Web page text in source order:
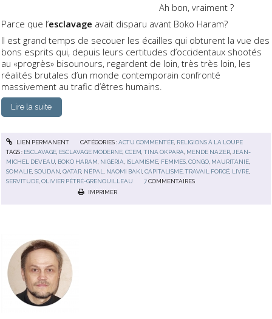
Ah bon, vraiment ?
Parce que l’esclavage avait disparu avant Boko Haram?
Il est grand temps de secouer les écailles qui obturent la vue des
bons esprits qui, depuis leurs certitudes d’occidentaux shootés
au «progrès» bisounours, regardent de loin, très très loin, les
réalités brutales d’un monde contemporain confronté
massivement au trafic d’êtres humains.
Lire la suite
LIEN PERMANENT CATÉGORIES :ACTU COMMENTÉE, RELIGIONS À LA LOUPE
TAGS : ESCLAVAGE ESCLAVAGE MODERNE ,CCEM ,TINA OKPARA MENDE NAZER
JEAN-
MICHEL DEVEAU BOKO HARAM NIGERIA ISLAMISME FEMMES ,CONGO MAURITANIE
SOMALIE ,SOUDAN ,QATAR NÉPAL NAOMI BAKI ,CAPITALISME ,TRAVAIL FORCÉ LIVRE
SERVITUDE ,OLIVIER PÉTRÉ-GRENOUILLEAU 7 COMMENTAIRES
IMPRIMER